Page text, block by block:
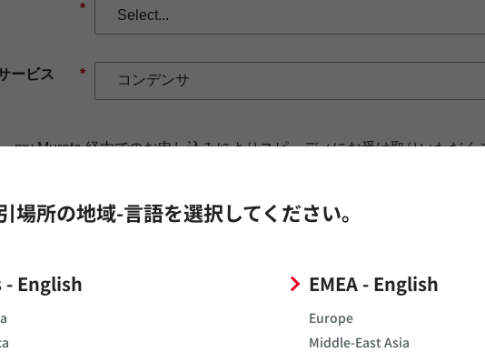
場所の地域-言語を選択してください。
English EMEA - English
Europe
Middle-East Asia
*
*
ービス
my Murata経由でのお申し込みによりスピーディにお受け取りいただく
場合は担当営業までご連絡ください。
ービス